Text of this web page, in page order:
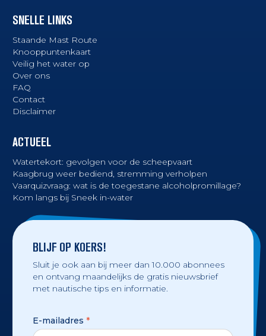
SNELLE LINKS
Staande Mast Route
Knooppuntenkaart
Veilig het water op
Over ons
FAQ
Contact
Disclaimer
ACTUEEL
Watertekort: gevolgen voor de scheepvaart
Kaagbrug weer bediend, stremming verholpen
Vaarquizvraag: wat is de toegestane alcoholpromillage?
Kom langs bij Sneek in-water
BLIJF OP KOERS!
Sluit je ook aan bij meer dan 10.000 abonnees
en ontvang maandelijks de gratis nieuwsbrief
met nautische tips en informatie.
E-mailadres *